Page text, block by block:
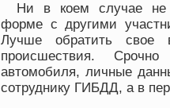
Ни в коем случае не
форме с другими
Лучше обратить свое
происшествия.
автомобиля, личные
сотруднику ГИБДД, а в